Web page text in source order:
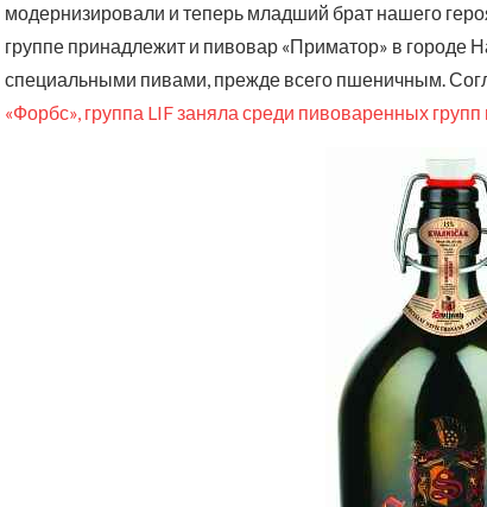
модернизировали и теперь младший брат нашего
группе принадлежит и пивовар «Приматор» в городе
специальными пивами, прежде всего пшеничным.
«Форбс», группа LIF заняла среди пивоваренных